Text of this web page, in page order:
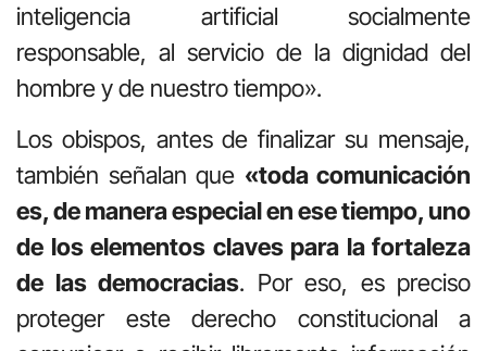
inteligencia artificial socialmente
responsable, al servicio de la dignidad del
hombre y de nuestro tiempo».
Los obispos, antes de finalizar su mensaje,
también señalan que «toda comunicación
es, de manera especial en ese tiempo, uno
de los elementos claves para la fortaleza
de las democracias. Por eso, es preciso
proteger este derecho constitucional a